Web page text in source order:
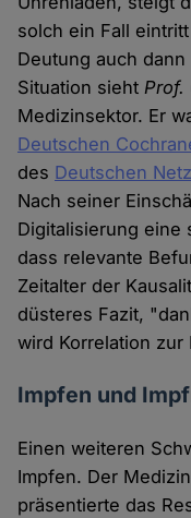
solch ein Fall
Deutung auch
Situation siehtProf.
Medizinsektor. Er
Deutschen
des Deutschen
Nach seiner
Digitalisierung eine
dass relevante
Zeitalter der
düsteres Fazit,
wird Korrelation zur
Impfen und
Einen weiteren
Impfen. Der
präsentierte das